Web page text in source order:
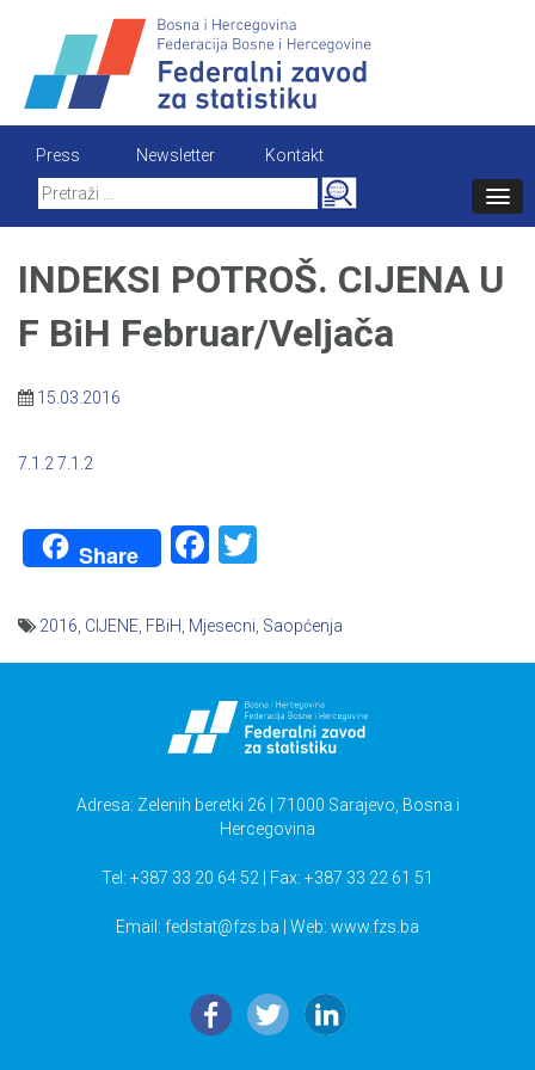
content
Press Newsletter
Kontakt
Search
for:
INDEKSI POTROŠ. CIJENA U
F BiH Februar/Veljača
15.03.2016
7.1.2 7.1.2
Share Facebook
2016 CIJENE FBiH Mjesecni Saopćenja
Adresa: Zelenih beretki 26 | 71000 Sarajevo, Bosna i
Hercegovina
Tel: +387 33 20 64 52 | Fax: +387 33 22 61 51
Email: fedstat@fzs.ba | Web: www.fzs.ba